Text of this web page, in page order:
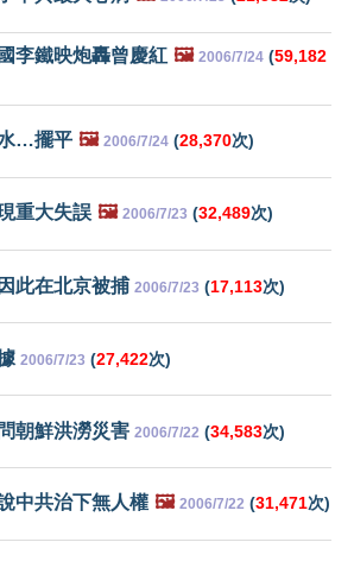
李鐵映炮轟曾慶紅 🖼️ 2006/7/24 (59,182
…擺平 🖼️ 2006/7/24 (28,370次)
重大失誤 🖼️ 2006/7/23 (32,489次)
此在北京被捕 2006/7/23 (17,113次)
2006/7/23 (27,422次)
朝鮮洪澇災害 2006/7/22 (34,583次)
中共治下無人權 🖼️ 2006/7/22 (31,471次)